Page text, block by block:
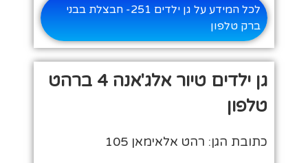
לכל המידע על גן ילדים 251- חבצלת בבני
ברק טלפון
גן ילדים טיור אלג'אנה 4 ברהט
טלפון
כתובת הגן: רהט אלאימאן 105